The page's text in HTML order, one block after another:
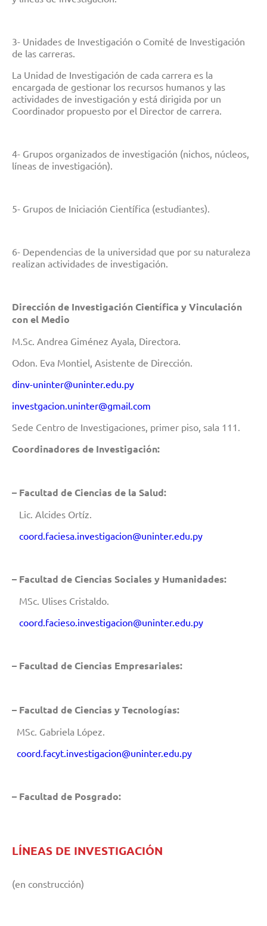
3- Unidades de Investigación o Comité de Investigación
de las carreras.
La Unidad de Investigación de cada carrera es la
encargada de gestionar los recursos humanos y las
actividades de investigación y está dirigida por un
Coordinador propuesto por el Director de carrera.
4- Grupos organizados de investigación (nichos, núcleos,
líneas de investigación).
5- Grupos de Iniciación Científica (estudiantes).
6- Dependencias de la universidad que por su naturaleza
realizan actividades de investigación.
Dirección de Investigación Científica y Vinculación
con el Medio
M.Sc. Andrea Giménez Ayala, Directora.
Odon. Eva Montiel, Asistente de Dirección.
dinv-uninter@uninter.edu.py
investgacion.uninter@gmail.com
Sede Centro de Investigaciones, primer piso, sala 111.
Coordinadores de Investigación:
– Facultad de Ciencias de la Salud:
Lic. Alcides Ortíz.
coord.faciesa.investigacion@uninter.edu.py
– Facultad de Ciencias Sociales y Humanidades:
MSc. Ulises Cristaldo.
coord.facieso.investigacion@uninter.edu.py
– Facultad de Ciencias Empresariales:
– Facultad de Ciencias y Tecnologías:
MSc. Gabriela López.
coord.facyt.investigacion@uninter.edu.py
– Facultad de Posgrado:
LÍNEAS DE INVESTIGACIÓN
(en construcción)